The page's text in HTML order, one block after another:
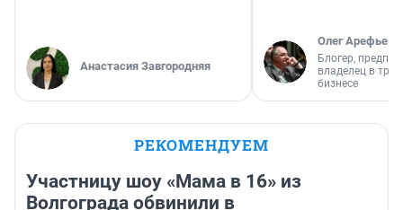
Анастасия Завгородняя
Олег Арефьев
Блогер,
владелец в
бизнесе
РЕКОМЕНДУЕМ
Участницу шоу «Мама в 16» из
Волгограда обвинили в